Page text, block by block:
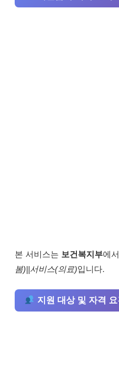
본 서비스는 보건복지부에
봄)||서비스(의료)입니다.
지원 대상 및 자격 요